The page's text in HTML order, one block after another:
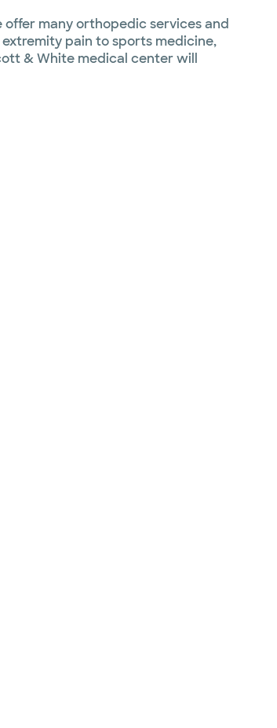
many orthopedic services and
pain to sports medicine,
& White medical center will